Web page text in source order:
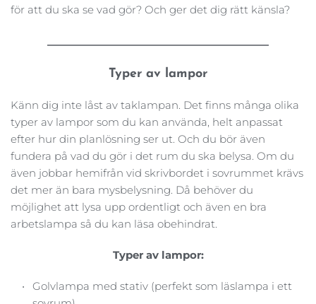
för att du ska se vad gör? Och ger det dig rätt känsla?
Typer av lampor
Känn dig inte låst av taklampan. Det finns många olika
typer av lampor som du kan använda, helt anpassat
efter hur din planlösning ser ut. Och du bör även
fundera på vad du gör i det rum du ska belysa. Om du
även jobbar hemifrån vid skrivbordet i sovrummet krävs
det mer än bara mysbelysning. Då behöver du
möjlighet att lysa upp ordentligt och även en bra
arbetslampa så du kan läsa obehindrat.
Typer av lampor:
Golvlampa med stativ (perfekt som läslampa i ett